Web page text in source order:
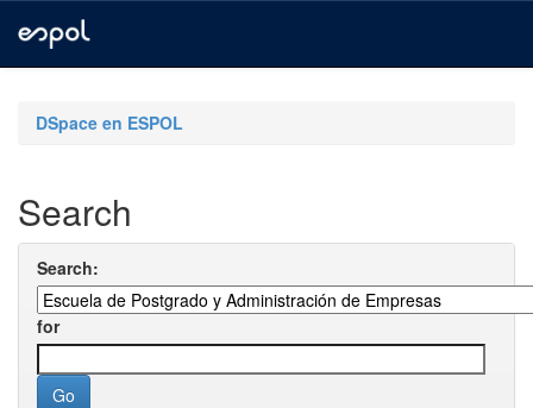
navigationDSpace en ESPOL
Search
Search:
for